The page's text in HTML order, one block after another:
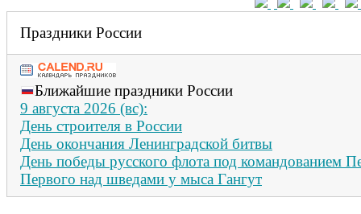
Праздники России
Ближайшие праздники России
9 августа 2026 (вс):
День строителя в России
День окончания Ленинградской битвы
День победы русского флота под командованием
Первого над шведами у мыса Гангут